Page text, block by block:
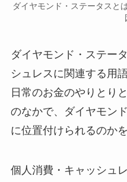
ダイヤモンド・ステータスと
ダイヤモンド・ステー
シュレスに関連する用
日常のお金のやりとり
のなかで、ダイヤモン
に位置付けられるのか
個人消費・キャッシュ